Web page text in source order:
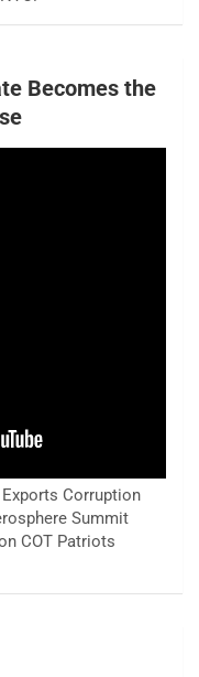
Becomes the
Corruption
Summit
COT Patriots